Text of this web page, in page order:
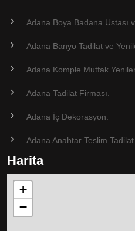
Adana Boya Badana Ustası
Adana Banyo Tadilat ve
Adana Komple Mutfak
Adana Tadilat Firması.
Adana İç Dekorasyon.
Adana Anahtar Teslim Tadilat.
Harita
+
−